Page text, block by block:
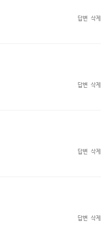
답변 삭제
답변 삭제
답변 삭제
답변 삭제